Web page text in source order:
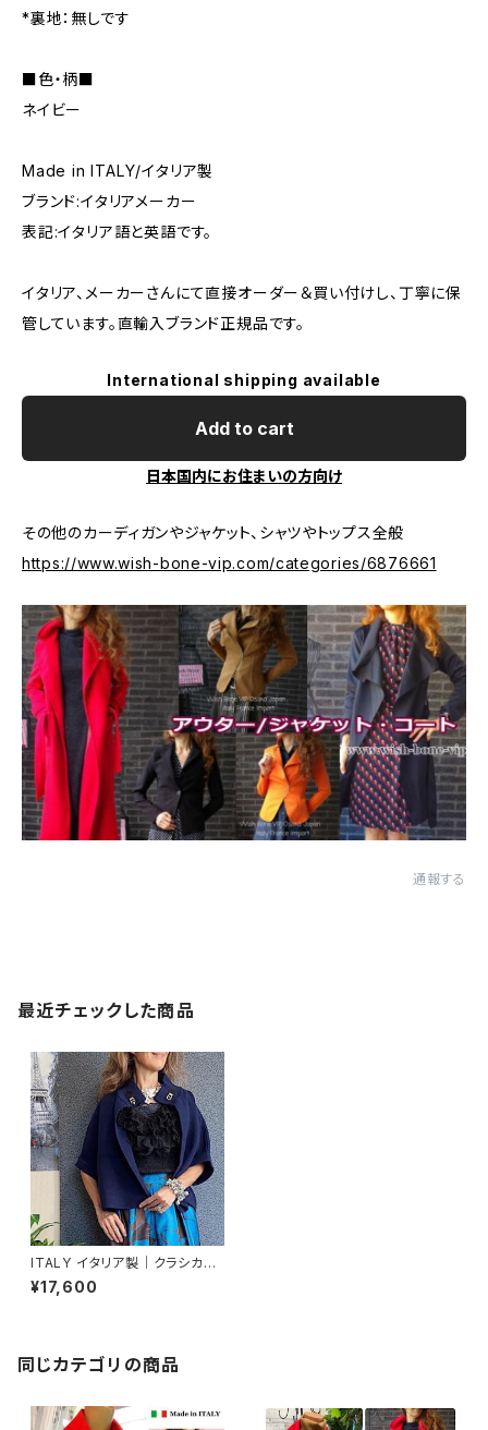
*裏地：無しです
■色・柄■
ネイビー
Made in ITALY/イタリア製
ブランド:イタリアメーカー
表記:イタリア語と英語です。
イタリア、メーカーさんにて直接オーダー＆買い付けし、丁寧に保
管しています。直輸入ブランド正規品です。
International shipping available
Add to cart
日本国内にお住まいの方向け
その他のカーディガンやジャケット、シャツやトップス全般
https://www.wish-bone-vip.com/categories/6876661
通報する
最近チェックした商品
ITALY イタリア製｜クラシカル
デザイン 厚手ニット アウター・
ポンチョ・マント風｜ネイビー
¥17,600
同じカテゴリの商品